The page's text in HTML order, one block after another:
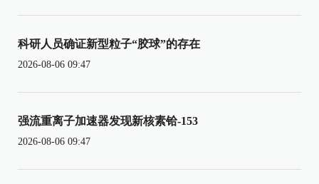
科研人员确证新型粒子“胶球”的存在
2026-08-06 09:47
强流重离子加速器发现新核素铪-153
2026-08-06 09:47